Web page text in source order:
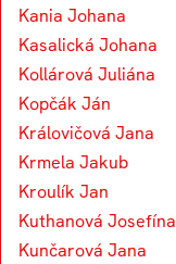
Kania Johana
Kasalická Johana
Kollárová Juliána
Kopčák Ján
Královičová Jana
Krmela Jakub
Kroulík Jan
Kuthanová Josefína
Kunčarová Jana